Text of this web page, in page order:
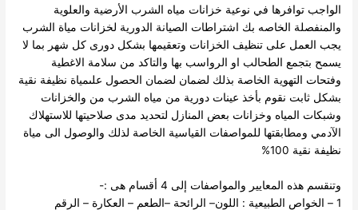
الواجب توافرها في نوعية خزانات مياه الشرب الأرضية والعلوية
والمنفصلة الخاصه بك اشتراطات الصيانة الدورية لخزانات مياة الشرب
يجب العمل على تنظيف الخزانات وتعقيمها بشكل دورى كل شهر بما لا
يسمح بتجمع الطحالب او الرواسب بها والتاكد من سلامة الاغطية
وفتحات التهوية الخاصة بذلك لضمان لضمان الحصول علىمياة نظيفة نقية
بشكل ثابت نقوم بأخذ عينات دورية من مياه الشرب من والخزانات
وشبكات المياه وخزانات بعض المنازل لتحديد مدى صلاحيتها للاستهلاك
الآدمي ومطابقتها للمواصفات القياسية الخاصة لذلك والوصول الى مياة
نظيفة نقية 100%
وتنقسم هذه المعايير والمواصفات إلى 4 أقسام هى :-
1 – الخواص الطبيعية : اللون– الرائحة –الطعم – العكارة – الرقم